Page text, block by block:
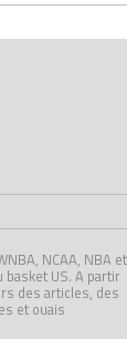
NCAA, NBA et
US. A partir
des articles, des
et ouais